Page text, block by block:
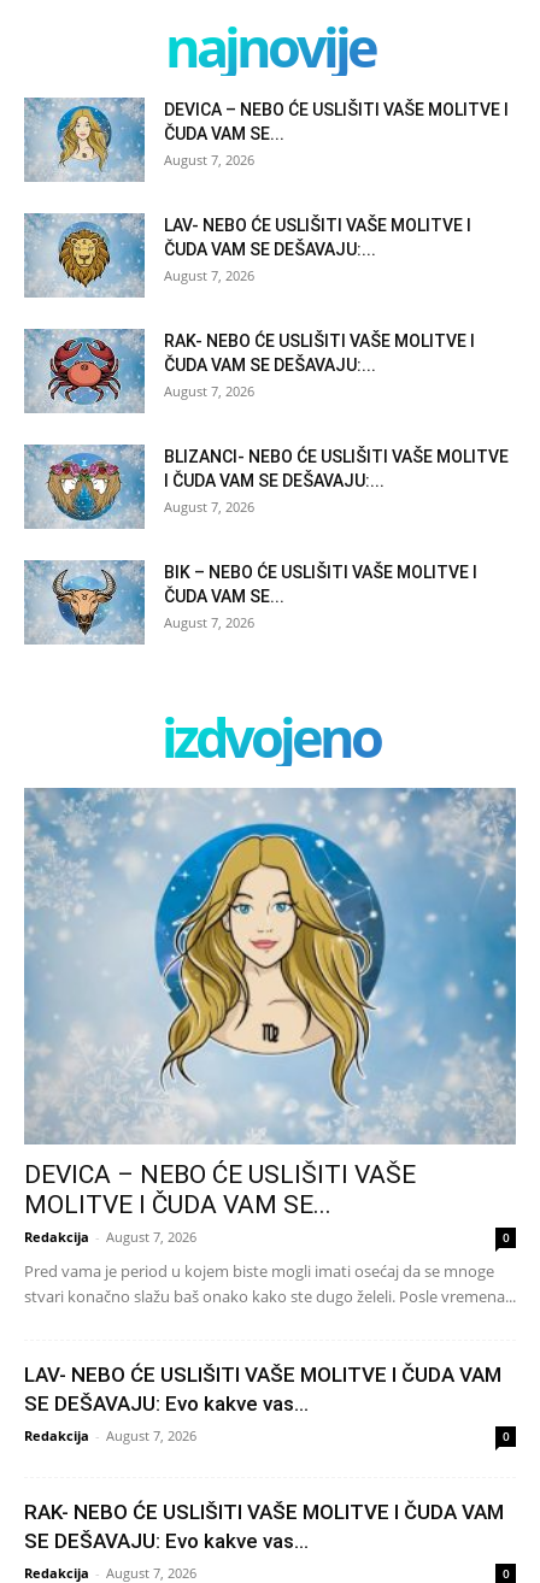
najnovije
DEVICA – NEBO ĆE USLIŠITI VAŠE MOLITVE I
ČUDA VAM SE...
August 7, 2026
LAV- NEBO ĆE USLIŠITI VAŠE MOLITVE I
ČUDA VAM SE DEŠAVAJU:...
August 7, 2026
RAK- NEBO ĆE USLIŠITI VAŠE MOLITVE I
ČUDA VAM SE DEŠAVAJU:...
August 7, 2026
BLIZANCI- NEBO ĆE USLIŠITI VAŠE MOLITVE
I ČUDA VAM SE DEŠAVAJU:...
August 7, 2026
BIK – NEBO ĆE USLIŠITI VAŠE MOLITVE I
ČUDA VAM SE...
August 7, 2026
izdvojeno
DEVICA – NEBO ĆE USLIŠITI VAŠE
MOLITVE I ČUDA VAM SE...
Redakcija - August 7, 2026 0
Pred vama je period u kojem biste mogli imati osećaj da se mnoge
stvari konačno slažu baš onako kako ste dugo želeli. Posle vremena...
LAV- NEBO ĆE USLIŠITI VAŠE MOLITVE I ČUDA VAM
SE DEŠAVAJU: Evo kakve vas...
Redakcija - August 7, 2026 0
RAK- NEBO ĆE USLIŠITI VAŠE MOLITVE I ČUDA VAM
SE DEŠAVAJU: Evo kakve vas...
Redakcija - August 7, 2026 0